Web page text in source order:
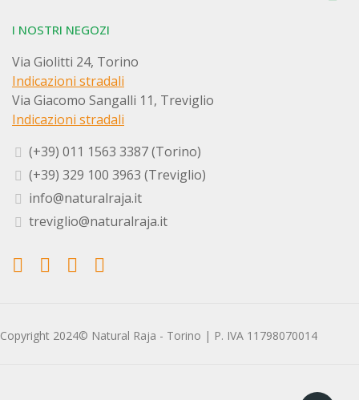
I NOSTRI NEGOZI
Via Giolitti 24, Torino
Indicazioni stradali
Via Giacomo Sangalli 11, Treviglio
Indicazioni stradali
(+39) 011 1563 3387 (Torino)
(+39) 329 100 3963 (Treviglio)
info@naturalraja.it
treviglio@naturalraja.it
Copyright 2024© Natural Raja - Torino | P. IVA 11798070014